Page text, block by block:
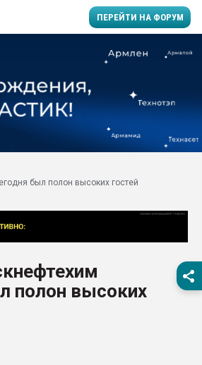
ПЕРЕЙТИ НА ФОРУМ
заводу пластмасс"
28.07.2026
28.07.2026
был полон высоких гостей
полон высоких